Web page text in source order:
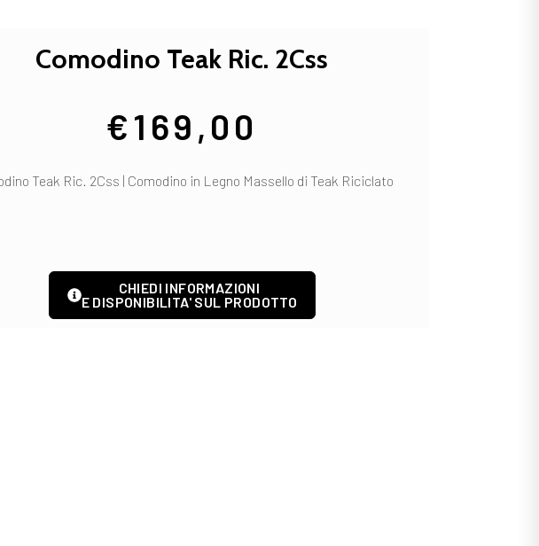
Comodino Teak Ric. 2Css
€169,00
Teak Ric. 2Css | Comodino in Legno Massello di Teak Riciclato
CHIEDI INFORMAZIONI
E DISPONIBILITA' SUL PRODOTTO